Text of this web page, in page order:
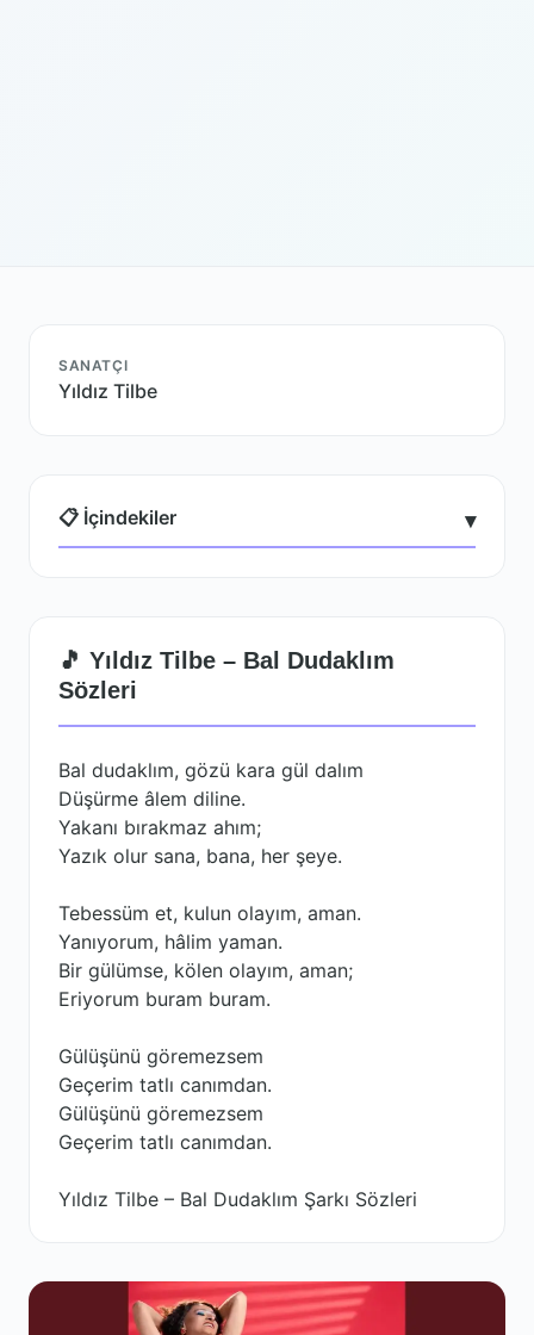
SANATÇI
Yıldız Tilbe
📋 İçindekiler ▾
🎵 Yıldız Tilbe – Bal Dudaklım
Sözleri
Bal dudaklım, gözü kara gül dalım
Düşürme âlem diline.
Yakanı bırakmaz ahım;
Yazık olur sana, bana, her şeye.
Tebessüm et, kulun olayım, aman.
Yanıyorum, hâlim yaman.
Bir gülümse, kölen olayım, aman;
Eriyorum buram buram.
Gülüşünü göremezsem
Geçerim tatlı canımdan.
Gülüşünü göremezsem
Geçerim tatlı canımdan.
Yıldız Tilbe – Bal Dudaklım Şarkı Sözleri